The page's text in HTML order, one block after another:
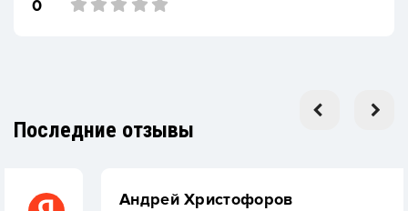
0
Последние отзывы
Андрей Христофоров